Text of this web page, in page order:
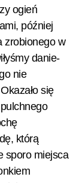
ogień
później
zrobionego w
danie-
nie
się
którą
sporo miejsca